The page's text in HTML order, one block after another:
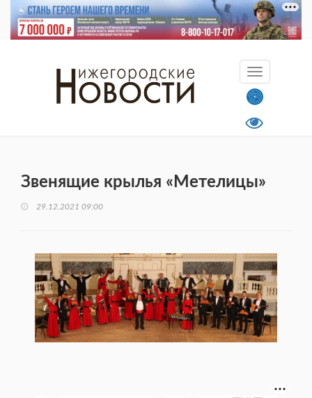
Звенящие крылья «Метелицы»
29.12.2021 09:00